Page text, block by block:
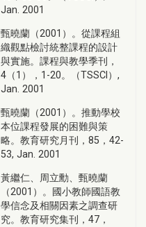
Jan. 2001
甄曉蘭（2001）。從課程組
織觀點檢討統整課程的設計
與實施。課程與教學季刊，
4（1），1-20。（TSSCI）,
Jan. 2001
甄曉蘭（2001）。推動學校
本位課程發展的困難與策
略。教育研究月刊，85，42-
53, Jan. 2001
黃繼仁、周立勳、甄曉蘭
（2001）。國小教師國語教
學信念及相關因素之調查研
究。教育研究集刊，47，